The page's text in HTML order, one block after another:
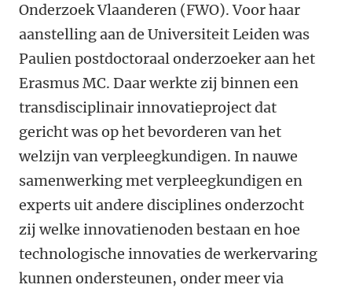
Onderzoek Vlaanderen (FWO). Voor haar
aanstelling aan de Universiteit Leiden was
Paulien postdoctoraal onderzoeker aan het
Erasmus MC. Daar werkte zij binnen een
transdisciplinair innovatieproject dat
gericht was op het bevorderen van het
welzijn van verpleegkundigen. In nauwe
samenwerking met verpleegkundigen en
experts uit andere disciplines onderzocht
zij welke innovatienoden bestaan en hoe
technologische innovaties de werkervaring
kunnen ondersteunen, onder meer via